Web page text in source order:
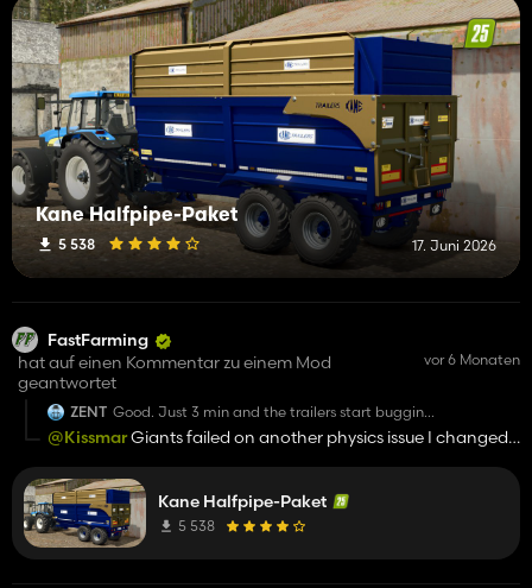
Kane Halfpipe-Paket
5 538 17. Juni 2026
FastFarming
hat auf einen Kommentar zu einem Mod
geantwortet
vor 6 Monaten
ZENT Good. Just 3 min and the trailers start bugging..
https://youtu.be/3VOGvizcx9A
@KissmarGiants failed on another physics issue I changed
testing. That is how.
Kane Halfpipe-Paket
5 538